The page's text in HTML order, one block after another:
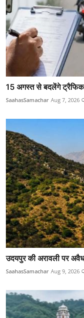
15 अगस्त से बदलेंगे
SaahasSamachar Aug 7, 2026
उदयपुर की अरावली पर
SaahasSamachar Aug 9, 2026